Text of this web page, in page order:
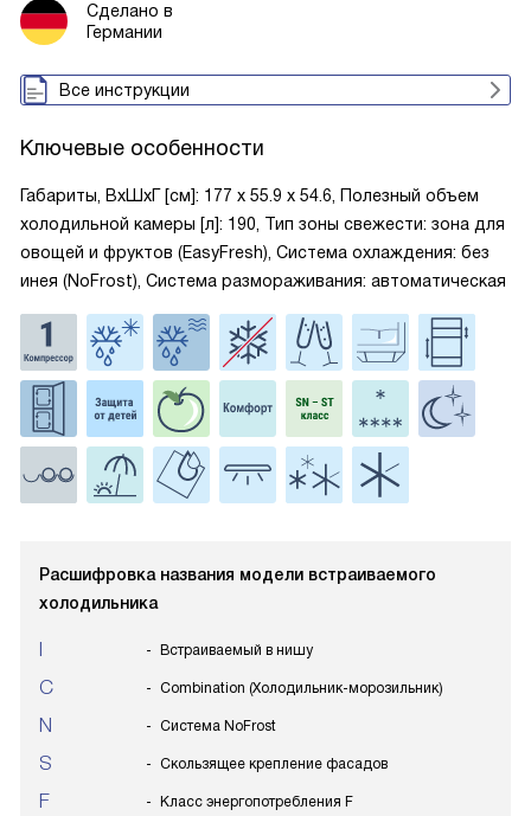
Сделано в
Германии
Все инструкции
Ключевые особенности
Габариты, ВxШxГ [см]: 177 х 55.9 х 54.6, Полезный объем
холодильной камеры [л]: 190, Тип зоны свежести: зона для
овощей и фруктов (EasyFresh), Система охлаждения: без
инея (NoFrost), Система размораживания: автоматическая
Расшифровка названия модели встраиваемого
холодильника
I Встраиваемый в нишу
C Combination (Холодильник-морозильник)
N Система NoFrost
S Скользящее крепление фасадов
F Класс энергопотребления F